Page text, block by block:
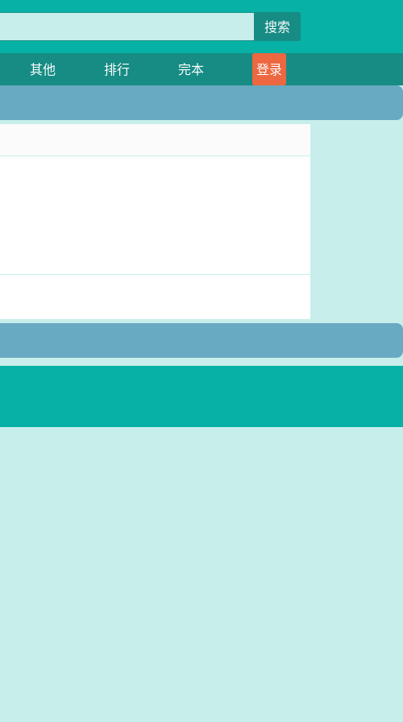
搜索
其他 排行 完本 登录